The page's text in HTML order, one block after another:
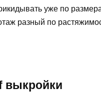
уже по
разный по
выкройки